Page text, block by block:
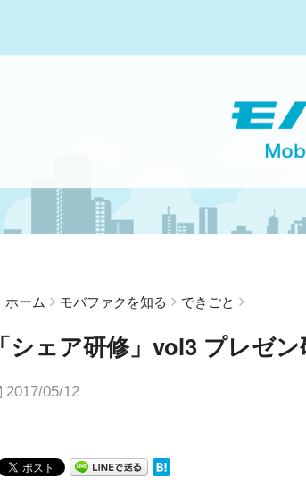
ホーム モバファクを知る できごと
「シェア研修」vol3 プレゼ
2017/05/12